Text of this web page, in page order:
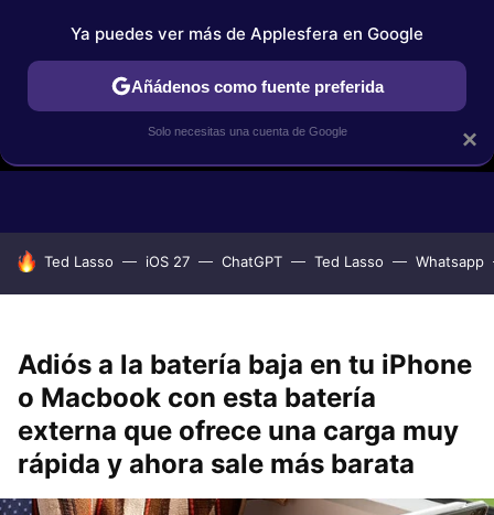
GUÍAS DE COMPRA COMPARATIVAS APPLE VS OTROS
HOY SE HABLA DE
Ted Lasso iOS 27 ChatGPT Ted Lasso Whatsapp
Adiós a la batería baja en tu iPhone
o Macbook con esta batería
externa que ofrece una carga muy
rápida y ahora sale más barata
×
Ya puedes ver más de Applesfera en Google
Añádenos como fuente preferida
Solo necesitas una cuenta de Google